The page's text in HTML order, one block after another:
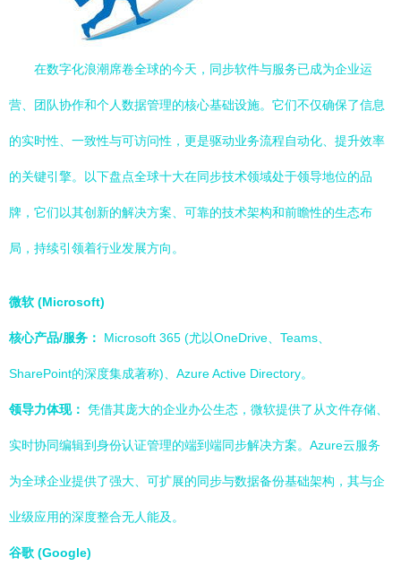
在数字化浪潮席卷全球的今天，同步软件与服务已成为企业运
营、团队协作和个人数据管理的核心基础设施。它们不仅确保了信息
的实时性、一致性与可访问性，更是驱动业务流程自动化、提升效率
的关键引擎。以下盘点全球十大在同步技术领域处于领导地位的品
牌，它们以其创新的解决方案、可靠的技术架构和前瞻性的生态布
局，持续引领着行业发展方向。
微软 (Microsoft)
核心产品/服务： Microsoft 365 (尤以OneDrive、Teams、
SharePoint的深度集成著称)、Azure Active Directory。
领导力体现： 凭借其庞大的企业办公生态，微软提供了从文件存储、
实时协同编辑到身份认证管理的端到端同步解决方案。Azure云服务
为全球企业提供了强大、可扩展的同步与数据备份基础架构，其与企
业级应用的深度整合无人能及。
谷歌 (Google)